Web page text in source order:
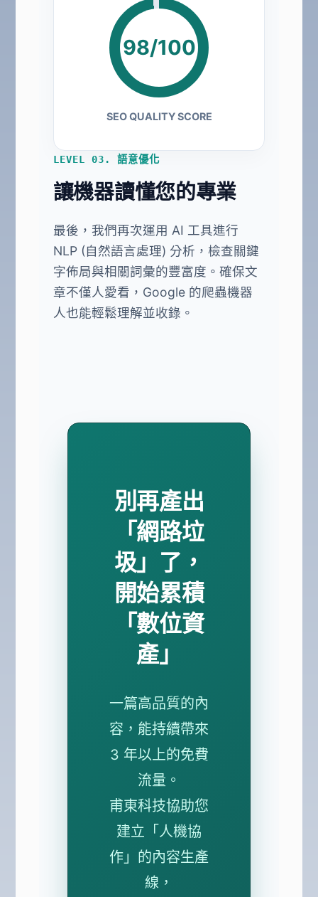
98/100
SEO QUALITY SCORE
LEVEL 03. 語意優化
讓機器讀懂您的專業
最後，我們再次運用 AI 工具進行
NLP (自然語言處理) 分析，檢查關鍵
字佈局與相關詞彙的豐富度。確保文
章不僅人愛看，Google 的爬蟲機器
人也能輕鬆理解並收錄。
別再產出
「網路垃
圾」了，
開始累積
「數位資
產」
一篇高品質的內
容，能持續帶來
3 年以上的免費
流量。
甫東科技協助您
建立「人機協
作」的內容生產
線，